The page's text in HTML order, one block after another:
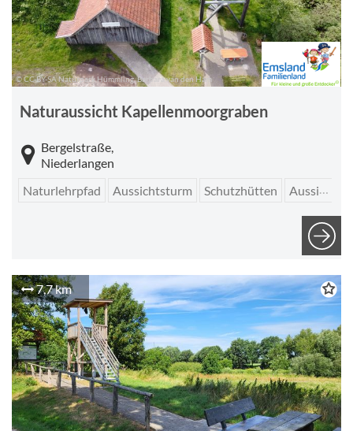
© CC-BY-SA Naturpark Hümmling, Barbara van den Ham
Naturaussicht Kapellenmoorgraben
Bergelstraße,
Niederlangen
Naturlehrpfad
Aussichtsturm Schutzhütten Aussichtspunkt
7,7 km